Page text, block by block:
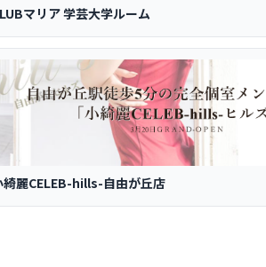
マリア 学芸大学ルーム
綺麗CELEB-hills-自由が丘店